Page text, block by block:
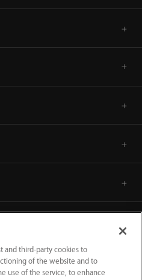
and third-party cookies to
of the website and to
use of the service, to enhance